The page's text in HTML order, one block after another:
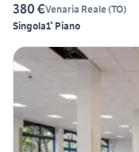
380 €Venaria Reale(TO)
Singola1° Piano